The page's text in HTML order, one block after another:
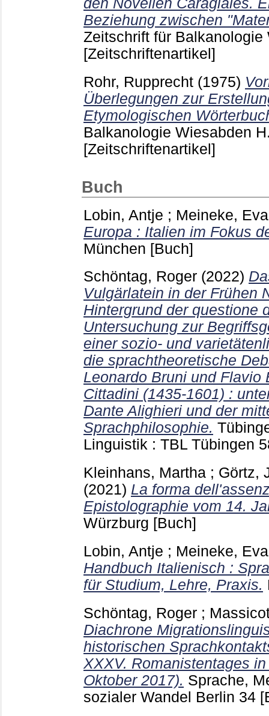
den Novellen Caragiales.
Beziehung zwischen
Zeitschrift für
[Zeitschriftenartikel]
Rohr, Rupprecht (1975)
Überlegungen zur
Etymologischen
Balkanologie Wiesabden
[Zeitschriftenartikel]
Buch
Lobin, Antje ; Meineke,
Europa : Italien im Fokus
München [Buch]
Schöntag, Roger (2022)
Vulgärlatein in der Frühen
Hintergrund der questione
Untersuchung zur
einer sozio- und
die sprachtheoretische
Leonardo Bruni und Flavio
Cittadini (1435-1601) :
Dante Alighieri und der
Sprachphilosophie.
Linguistik : TBL Tübingen
Kleinhans, Martha ; Görtz,
(2021) La forma
Epistolographie vom 14.
Würzburg [Buch]
Lobin, Antje ; Meineke,
Handbuch Italienisch :
für Studium, Lehre, Praxis.
Schöntag, Roger ;
Diachrone
historischen
XXXV. Romanistentages
Oktober 2017). Sprache,
sozialer Wandel Berlin 34